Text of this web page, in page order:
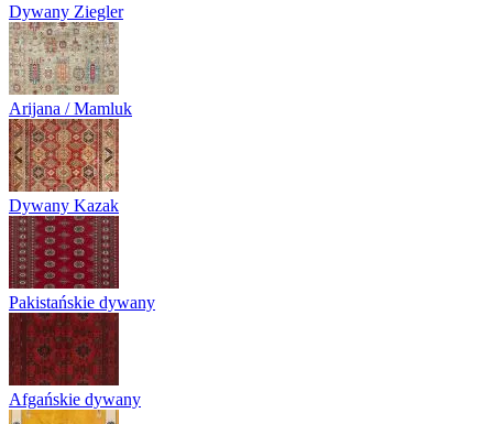
Dywany Ziegler
Arijana / Mamluk
Dywany Kazak
Pakistańskie dywany
Afgańskie dywany